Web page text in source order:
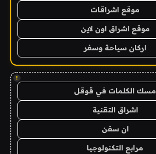
موقع اشراقات
موقع اشراق اون لاين
اركان سياحة وسفر
!
مسك الكلمات في قوقل
اشراق التقنية
ان سفن
مرابع التكنولوجيا